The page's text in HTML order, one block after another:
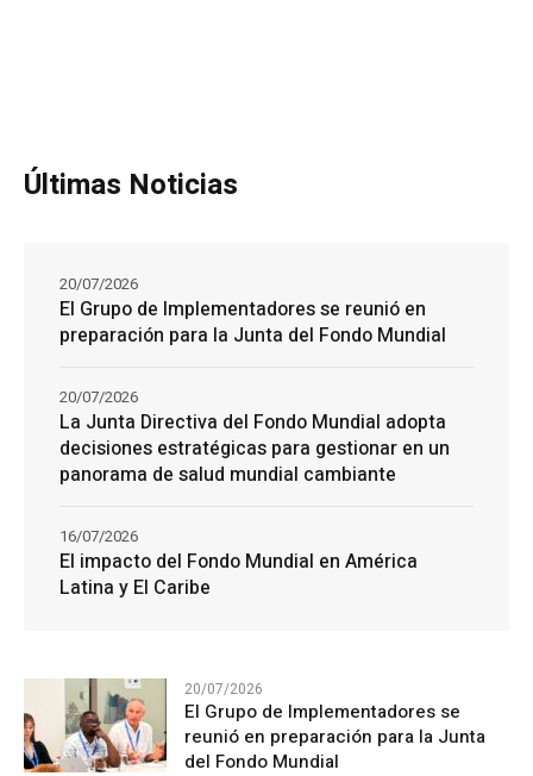
Últimas Noticias
El Grupo de Implementadores se reunió en
preparación para la Junta del Fondo Mundial
20/07/2026
La Junta Directiva del Fondo Mundial adopta
decisiones estratégicas para gestionar en un
panorama de salud mundial cambiante
20/07/2026
El impacto del Fondo Mundial en América
Latina y El Caribe
16/07/2026
20/07/2026
El Grupo de Implementadores se
reunió en preparación para la Junta
del Fondo Mundial